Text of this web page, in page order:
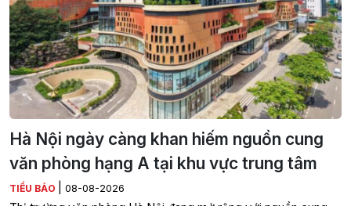
Hà Nội ngày càng khan hiếm nguồn cung
văn phòng hạng A tại khu vực trung tâm
TIỂU BẢO 08-08-2026